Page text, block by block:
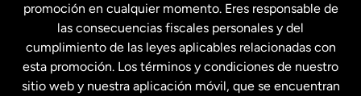
Malasia
Nueva Zelanda
promoción en cualquier momento. Eres responsable de
las consecuencias fiscales personales y del
cumplimiento de las leyes aplicables relacionadas con
esta promoción. Los términos y condiciones de nuestro
sitio web y nuestra aplicación móvil, que se encuentran